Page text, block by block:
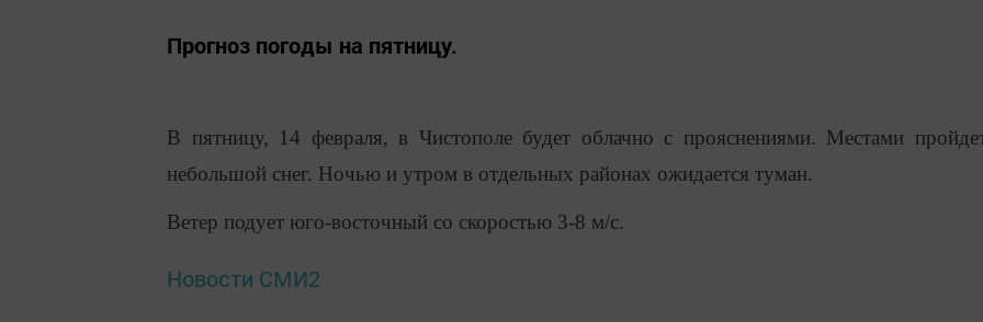
Прогноз погоды на пятницу.
В пятницу, 14 февраля, в Чистополе будет облачно с прояснениями. Местами
небольшой снег. Ночью и утром в отдельных районах ожидается туман.
Ветер подует юго-восточный со скоростью 3-8 м/с.
Новости СМИ2